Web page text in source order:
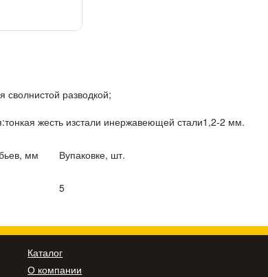
сволнистой разводкой;
жесть изстали инержавеющей стали1,2-2 мм.
мм Вупаковке, шт.
5
Каталог
О компании